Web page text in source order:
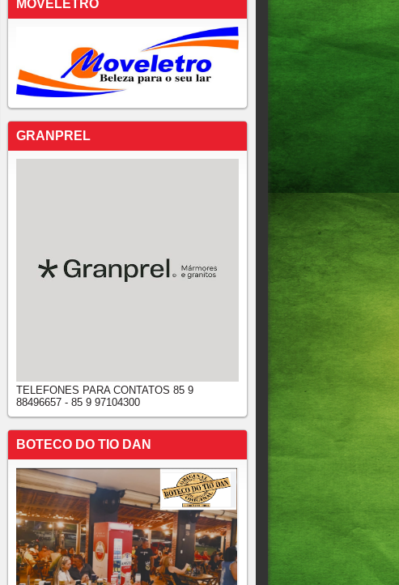
MOVELETRO
GRANPREL
TELEFONES PARA CONTATOS 85 9
88496657 - 85 9 97104300
BOTECO DO TIO DAN